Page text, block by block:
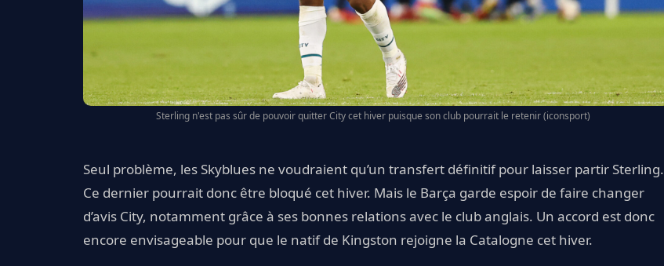
Sterling n'est pas sûr de pouvoir quitter City cet hiver puisque son club pourrait le retenir (iconsport)
Seul problème, les Skyblues ne voudraient qu’un transfert définitif pour laisser partir Sterling.
Ce dernier pourrait donc être bloqué cet hiver. Mais le Barça garde espoir de faire changer
d’avis City, notamment grâce à ses bonnes relations avec le club anglais. Un accord est donc
encore envisageable pour que le natif de Kingston rejoigne la Catalogne cet hiver.